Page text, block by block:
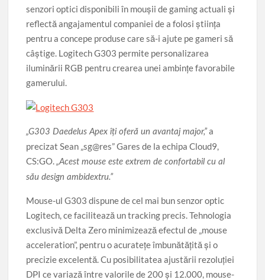
senzori optici disponibili în mouşii de gaming actuali şi
reflectă angajamentul companiei de a folosi ştiinţa
pentru a concepe produse care să-i ajute pe gameri să
câştige. Logitech G303 permite personalizarea
iluminării RGB pentru crearea unei ambinţe favorabile
gamerului.
„G303 Daedelus Apex îţi oferă un avantaj major,” a
precizat Sean „sg@res” Gares de la echipa Cloud9,
CS:GO.„Acest mouse este extrem de confortabil cu al
său design ambidextru.”
Mouse-ul G303 dispune de cel mai bun senzor optic
Logitech, ce facilitează un tracking precis. Tehnologia
exclusivă Delta Zero minimizează efectul de „mouse
acceleration”, pentru o acurateţe îmbunătăţită şi o
precizie excelentă. Cu posibilitatea ajustării rezoluţiei
DPI ce variază între valorile de 200 şi 12.000, mouse-